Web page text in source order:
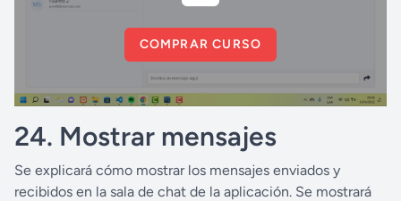
COMPRAR CURSO
24. Mostrar mensajes
Se explicará cómo mostrar los mensajes enviados y
recibidos en la sala de chat de la aplicación. Se mostrará